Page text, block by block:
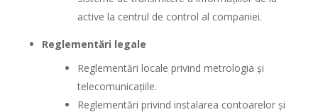
active la centrul de control al companiei.
Reglementări legale
Reglementări locale privind metrologia și
telecomunicațiile.
Reglementări privind instalarea contoarelor și